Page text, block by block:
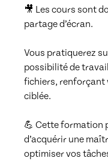
🎥 Les cours sont
partage d’écran.
Vous pratiquerez
possibilité de
fichiers, renforçant
ciblée.
💪 Cette formation
d’acquérir une
optimiser vos